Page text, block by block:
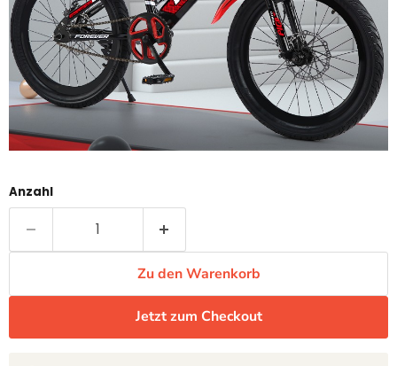
Anzahl
Zu den Warenkorb
Jetzt zum Checkout